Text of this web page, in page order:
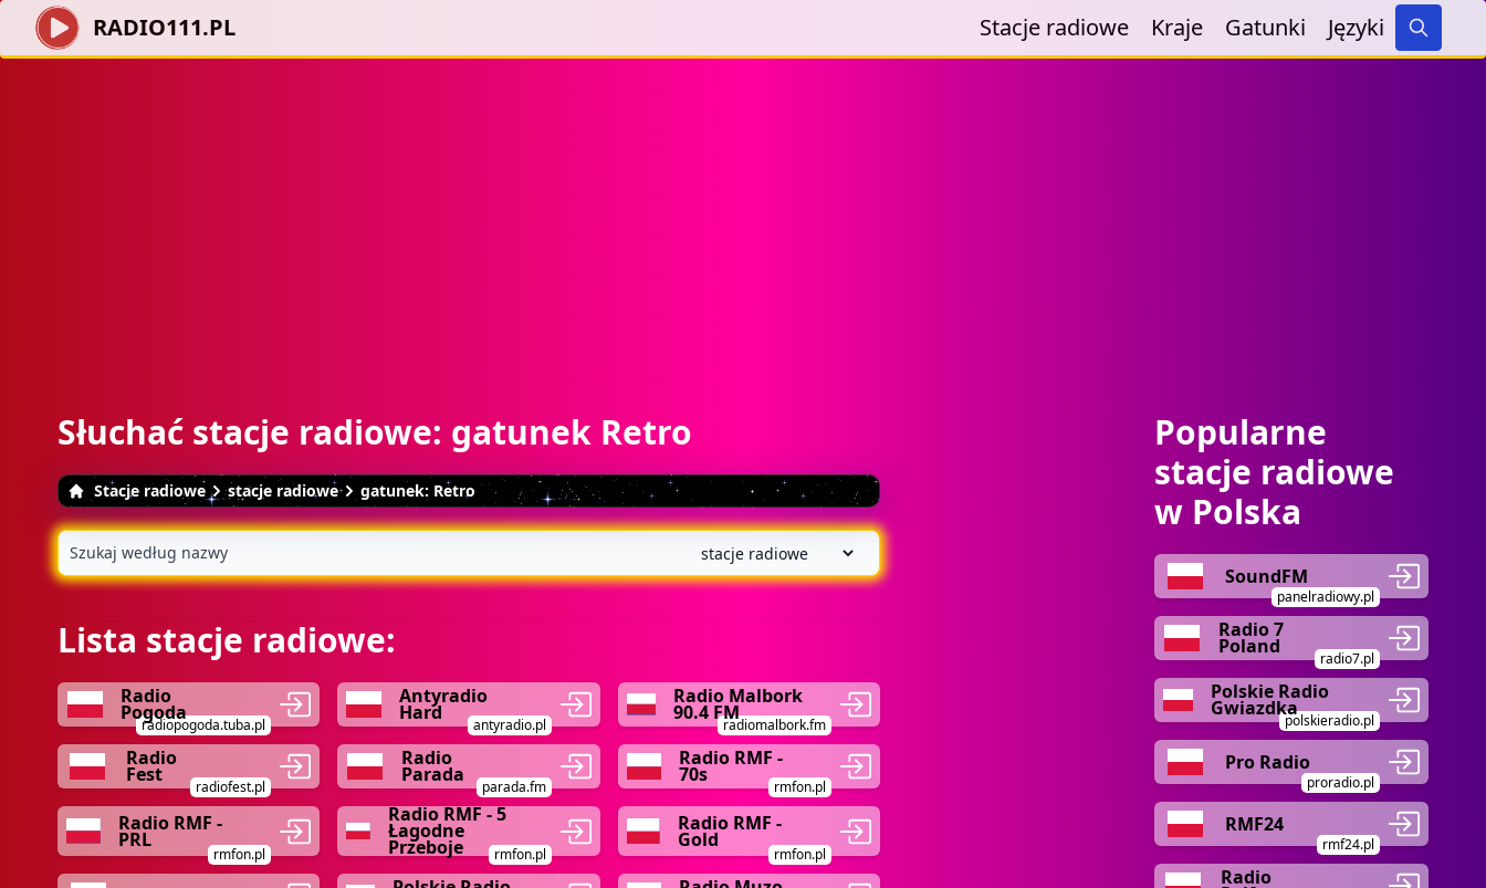
RADIO111.PL Stacje radiowe Kraje Gatunki Języki
Search
Słuchać stacje radiowe: gatunek Retro
Stacje radiowe stacje radiowe gatunek: Retro
Lista stacje radiowe:
Radio
Pogoda
radiopogoda.tuba.pl
Antyradio
Hard
antyradio.pl
Radio Malbork
90.4 FM
radiomalbork.fm
Radio
Fest
radiofest.pl
Radio
Parada
parada.fm
Radio RMF -
70s
rmfon.pl
Radio RMF -
PRL
rmfon.pl
Radio RMF - 5
Łagodne
Przeboje rmfon.pl
Radio RMF -
Gold
rmfon.pl
Popularne
stacje radiowe
w Polska
SoundFM
panelradiowy.pl
Radio 7
Poland
radio7.pl
Polskie Radio
Gwiazdka
polskieradio.pl
Pro Radio
proradio.pl
RMF24
rmf24.pl
Radio